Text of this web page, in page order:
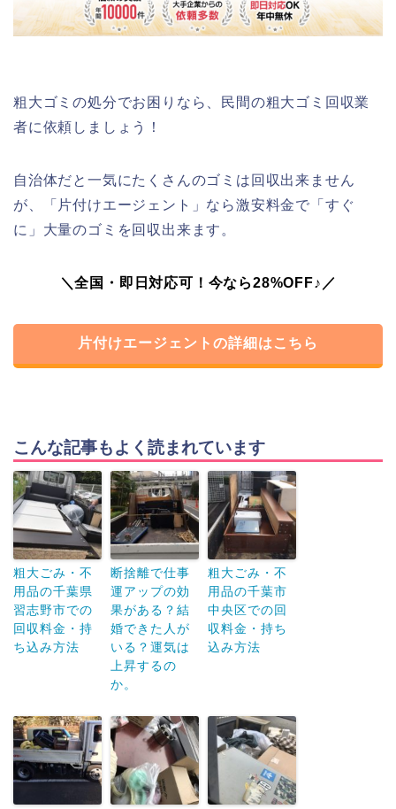
粗大ゴミの処分でお困りなら、民間の粗大ゴミ回収業
者に依頼しましょう！
自治体だと一気にたくさんのゴミは回収出来ません
が、「片付けエージェント」なら激安料金で「すぐ
に」大量のゴミを回収出来ます。
＼全国・即日対応可！今なら28%OFF♪／
片付けエージェントの詳細はこちら
こんな記事もよく読まれています
粗大ごみ・不
用品の千葉県
習志野市での
回収料金・持
ち込み方法
断捨離で仕事
運アップの効
果がある？結
婚できた人が
いる？運気は
上昇するの
か。
粗大ごみ・不
用品の千葉市
中央区での回
収料金・持ち
込み方法